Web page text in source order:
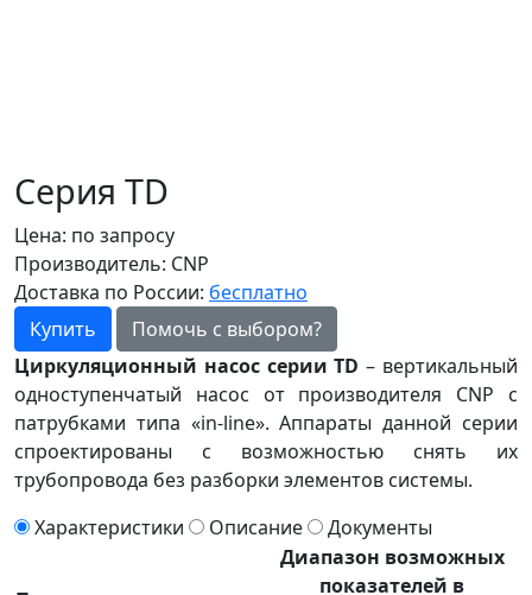
Серия TD
Цена: по запросу
Производитель: CNP
Доставка по России: бесплатно
Купить
Помочь с выбором?
Циркуляционный насос серии TD – вертикальный
одноступенчатый насос от производителя CNP с
патрубками типа «in-line». Аппараты данной серии
спроектированы с возможностью снять их
трубопровода без разборки элементов системы.
Характеристики
Описание Документы
Диапазон возможных
показателей в